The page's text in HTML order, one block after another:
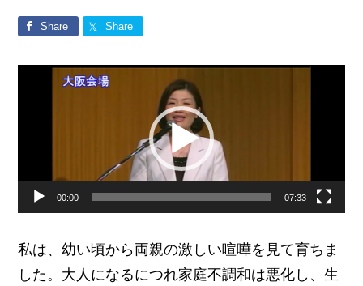
Share Share
動
画
プ
レ
ー
ヤ
00:00 07:33
私は、幼い頃から両親の激しい喧嘩を見て育ちま
した。大人になるにつれ家庭不調和は悪化し、生